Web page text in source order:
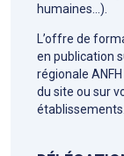
humaines…).
L’offre de
en publication
régionale
du site ou sur
établissements.